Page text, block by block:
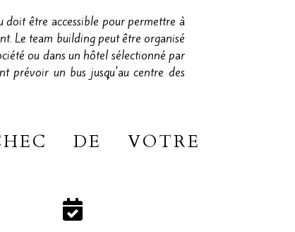
être accessible pour permettre à
Le team building peut être organisé
ou dans un hôtel sélectionné par
prévoir un bus jusqu'au centre des
DE VOTRE